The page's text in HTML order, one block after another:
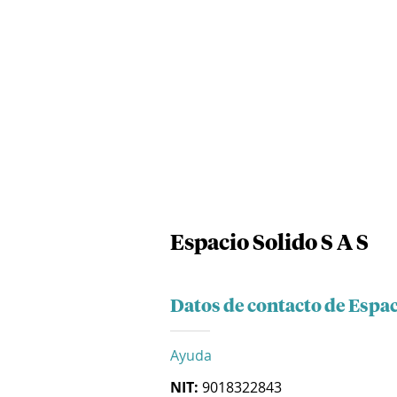
Espacio Solido S A S
Datos de contacto de
Ayuda
NIT: 9018322843